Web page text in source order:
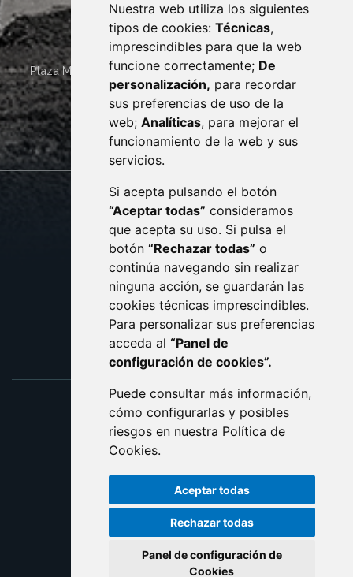
Nuestra web utiliza los siguientes
tipos de cookies: Técnicas,
imprescindibles para que la web
funcione correctamente; De
personalización, para recordar
sus preferencias de uso de la
web; Analíticas, para mejorar el
funcionamiento de la web y sus
servicios.
Si acepta pulsando el botón
“Aceptar todas” consideramos
que acepta su uso. Si pulsa el
botón “Rechazar todas” o
continúa navegando sin realizar
ninguna acción, se guardarán las
cookies técnicas imprescindibles.
Para personalizar sus preferencias
acceda al “Panel de
configuración de cookies”.
Puede consultar más información,
cómo configurarlas y posibles
riesgos en nuestra Política de
Cookies.
Aceptar todas
Rechazar todas
Panel de configuración de
Cookies
Plaza Mayor 4 22400 MONZÓN - ARAGÓN (ESPAÑA)
· (34) 974 400 700 ·
sac@monzon.es
monzon.es
CONTACTO
AVISO LEGAL
PROTECCIÓN DE DATOS
POLÍTICA DE COOKIES
ACCESIBILIDAD
ENLACE EXTERNO AL